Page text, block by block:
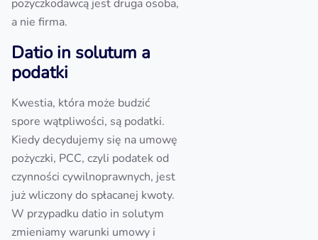
pożyczkodawcą jest druga osoba,
a nie firma.
Datio in solutum a
podatki
Kwestia, która może budzić
spore wątpliwości, są podatki.
Kiedy decydujemy się na umowę
pożyczki, PCC, czyli podatek od
czynności cywilnoprawnych, jest
już wliczony do spłacanej kwoty.
W przypadku datio in solutym
zmieniamy warunki umowy i